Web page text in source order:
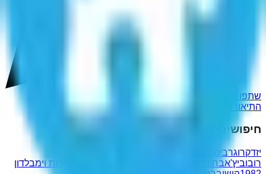
שתפו ב-WhatsApp
התיאורמה של תומאס
חיפושים פופולריים נוספים
יזדקרוגרביטינו
רובוביץ'אבחוניכם
אליפות וימבלדון